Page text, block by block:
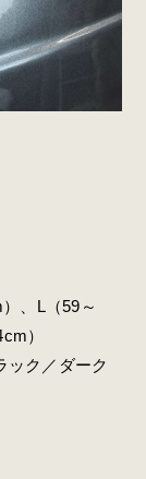
、L（59～
）
ック／ダーク